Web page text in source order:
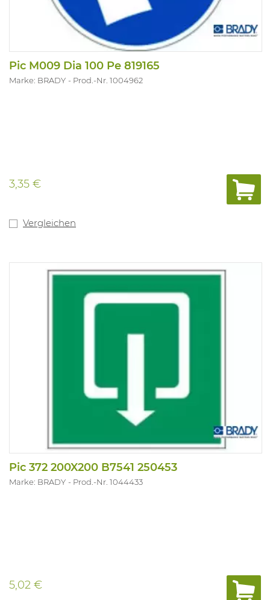
Pic M009 Dia 100 Pe 819165
Marke: BRADY Prod.-Nr. 1004962
3,35 €
Vergleichen
Pic 372 200X200 B7541 250453
Marke: BRADY Prod.-Nr. 1044433
5,02 €